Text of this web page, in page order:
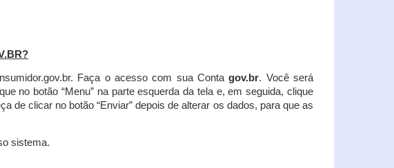
Faça o acesso com sua Contagov.br. Você será
no botão “Menu” na parte esquerda da tela e, em seguida, clique
de clicar no botão “Enviar” depois de alterar os dados, para que as
sistema.